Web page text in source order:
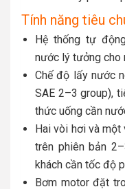
Tính năng tiêu
Hệ thống tự
nước lý tưởng cho
Chế độ lấy nước
SAE 2–3 group),
thức uống cần
Hai vòi hơi và
trên phiên bản
khách cần tốc độ
Bơm motor đặt